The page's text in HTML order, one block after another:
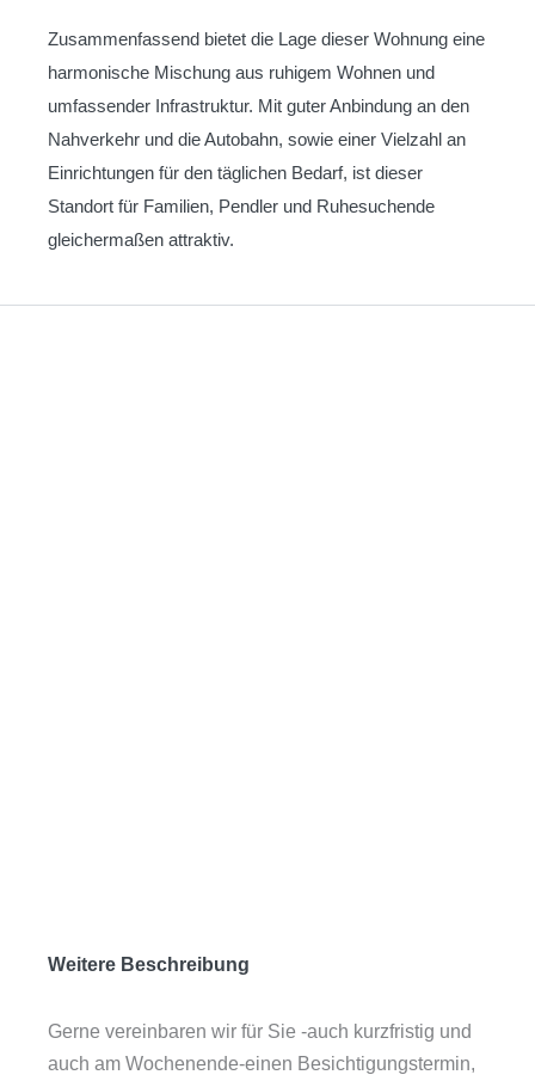
Zusammenfassend bietet die Lage dieser Wohnung eine
harmonische Mischung aus ruhigem Wohnen und
umfassender Infrastruktur. Mit guter Anbindung an den
Nahverkehr und die Autobahn, sowie einer Vielzahl an
Einrichtungen für den täglichen Bedarf, ist dieser
Standort für Familien, Pendler und Ruhesuchende
gleichermaßen attraktiv.
Weitere Beschreibung
Gerne vereinbaren wir für Sie -auch kurzfristig und
auch am Wochenende-einen Besichtigungstermin,